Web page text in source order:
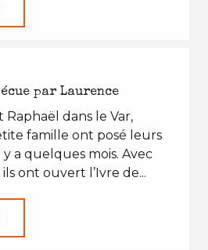
par Laurence
Raphaël dans le Var,
famille ont posé leurs
y a quelques mois. Avec
ont ouvert l’Ivre de...